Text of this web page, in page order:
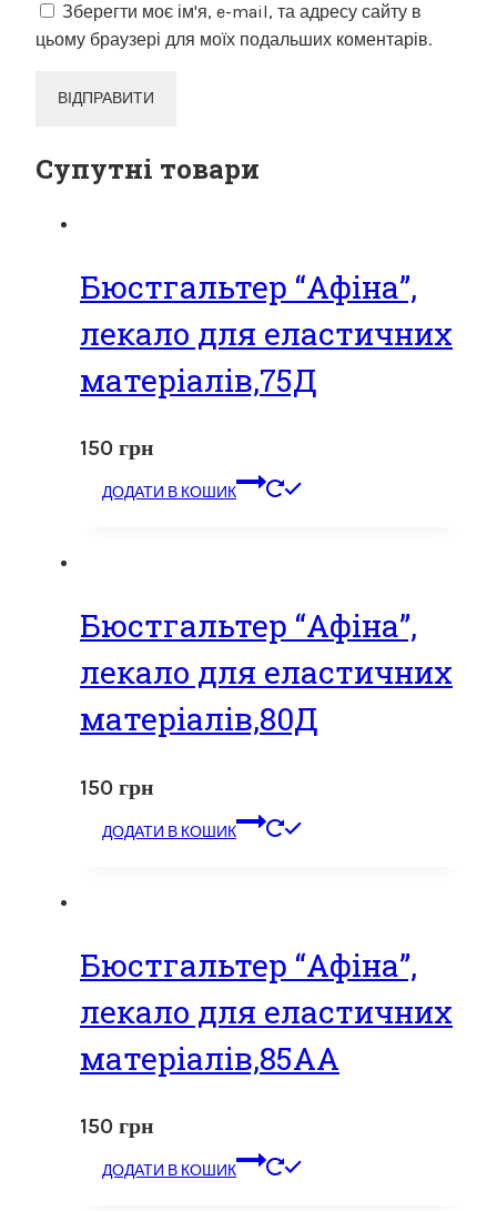
Зберегти моє ім'я, e-mail, та адресу сайту в
цьому браузері для моїх подальших коментарів.
Супутні товари
Бюстгальтер “Афіна”,
лекало для еластичних
матеріалів,75Д
150 грн
ДОДАТИ В КОШИК
Бюстгальтер “Афіна”,
лекало для еластичних
матеріалів,80Д
150 грн
ДОДАТИ В КОШИК
Бюстгальтер “Афіна”,
лекало для еластичних
матеріалів,85АА
150 грн
ДОДАТИ В КОШИК